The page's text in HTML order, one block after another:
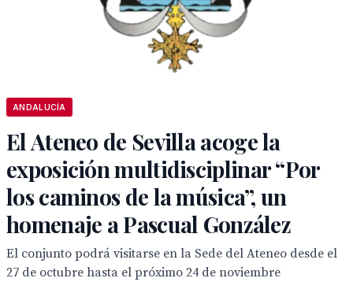
ANDALUCÍA
El Ateneo de Sevilla acoge la
exposición multidisciplinar “Por
los caminos de la música”, un
homenaje a Pascual González
El conjunto podrá visitarse en la Sede del Ateneo desde el
27 de octubre hasta el próximo 24 de noviembre